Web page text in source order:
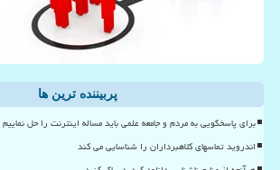
پربیننده ترین ها
برای پاسخگویی به مردم و جامعه علمی باید مساله اینترنت را حل نماییم
اندروید تماسهای کلاهبرداران را شناسایی می کند